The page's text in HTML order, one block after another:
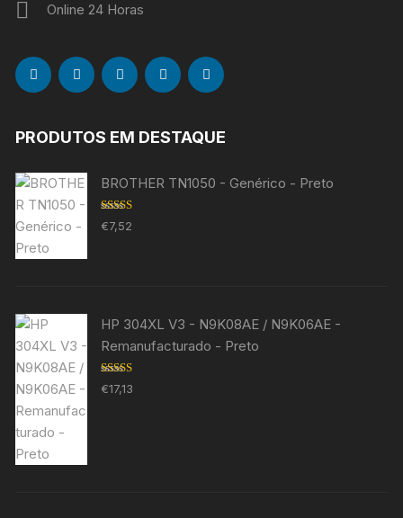
Online 24 Horas
PRODUTOS EM DESTAQUE
BROTHER TN1050 - Genérico - Preto
Avaliação
5.00de 5
€7,52
HP 304XL V3 - N9K08AE / N9K06AE -
Remanufacturado - Preto
Avaliação
5.00 de 5
€17,13